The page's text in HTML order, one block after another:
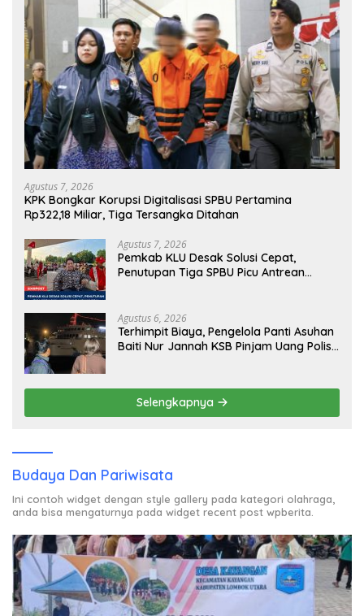
Agustus 7, 2026
KPK Bongkar Korupsi Digitalisasi SPBU Pertamina
Rp322,18 Miliar, Tiga Tersangka Ditahan
Agustus 7, 2026
Pemkab KLU Desak Solusi Cepat,
Penutupan Tiga SPBU Picu Antrean
Agustus 6, 2026
Terhimpit Biaya, Pengelola Panti Asuhan
Baiti Nur Jannah KSB Pinjam Uang Polisi
Selengkapnya
Budaya Dan Pariwisata
Ini contoh widget dengan style gallery pada kategori olahraga,
anda bisa mengaturnya pada widget recent post wpberita.